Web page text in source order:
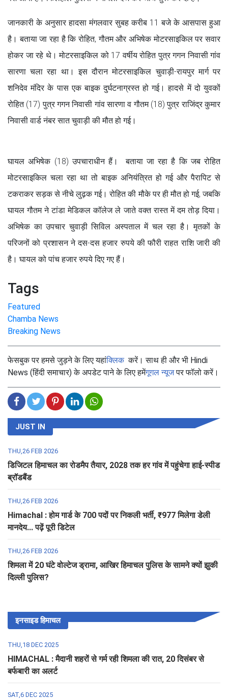
जानकारी के अनुसार हादसा मंगलवार सुबह करीब 11 बजे के आसपास हुआ
है। बताया जा रहा है कि रोहित, गौतम और अभिषेक मोटरसाइकिल पर सवार
होकर जा रहे थे। मोटरसाइकिल को 17 वर्षीय रोहित पुत्र गगन निवासी गांव
सारणा चला रहा था। इस दौरान मोटरसाइकिल चुवाड़ी-रायपुर मार्ग पर
शनिदेव मंदिर के पास एक बाइक दुर्घटनाग्रस्त हो गई। हादसे में दो युवकों
रोहित (17) पुत्र गगन निवासी गांव सारणा व गौतम (18) पुत्र राजिंद्र कुमार
निवासी वार्ड नंबर सात चुवाड़ी की मौत हो गई।
घायल अभिषेक (18) उपचाराधीन हैं। बताया जा रहा है कि जब रोहित
मोटरसाइकिल चला रहा था तो बाइक अनियंत्रित हो गई और पैरापिट से
टकराकर सड़क से नीचे लुढ़क गई। रोहित की मौके पर ही मौत हो गई, जबकि
घायल गौतम ने टांडा मेडिकल कॉलेज ले जाते वक्त रास्त में दम तोड़ दिया।
अभिषेक का उपचार चुवाड़ी सिविल अस्पताल में चल रहा है। मृतकों के
परिजनों को प्रशासन ने दस-दस हजार रुपये की फौरी राहत राशि जारी की
है। घायल को पांच हजार रुपये दिए गए हैं।
Tags
Featured
Chamba News
Breaking News
फेसबुक पर हमसे जुड़ने के लिए यहांक्लिककरें। साथ ही और भी Hindi
News (हिंदी समाचार) के अपडेट पाने के लिए हमेंगूगल न्यूजपर फॉलो करें।
JUST IN
THU,26 FEB 2026
डिजिटल हिमाचल का रोडमैप तैयार, 2028 तक हर गांव में पहुंचेगा हाई-स्पीड
ब्रॉडबैंड
THU,26 FEB 2026
Himachal : होम गार्ड के 700 पदों पर निकली भर्ती, ₹977 मिलेगा डेली
मानदेय... पढ़ें पूरी डिटेल
THU,26 FEB 2026
शिमला में 20 घंटे वोल्टेज ड्रामा, आखिर हिमाचल पुलिस के सामने क्यों झुकी
दिल्ली पुलिस?
इनसाइड हिमाचल
THU,18 DEC 2025
HIMACHAL : मैदानी शहरों से गर्म रही शिमला की रात, 20 दिसंबर से
बर्फबारी का अलर्ट
SAT,6 DEC 2025